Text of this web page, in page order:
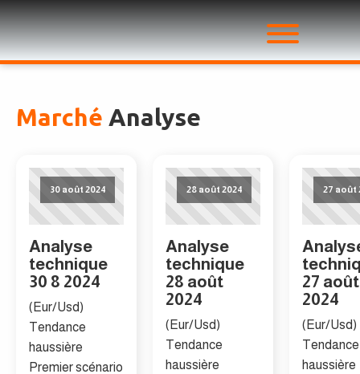
Marché Analyse
30 août 2024
Analyse
technique
30 8 2024
(Eur/Usd)
Tendance
haussière
Premier scénario
28 août 2024
Analyse
technique
28 août
2024
(Eur/Usd)
Tendance
haussière
27 août
27 août
2024
(Eur/Usd)
Tendance
haussière